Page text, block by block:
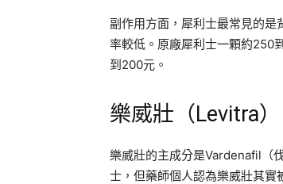
副作用方面，犀利士最常見的是
率較低。原廠犀利士一顆約250
到200元。
樂威壯（Levitra
樂威壯的主成分是Vardenafil（
士，但藥師個人認為樂威壯其實